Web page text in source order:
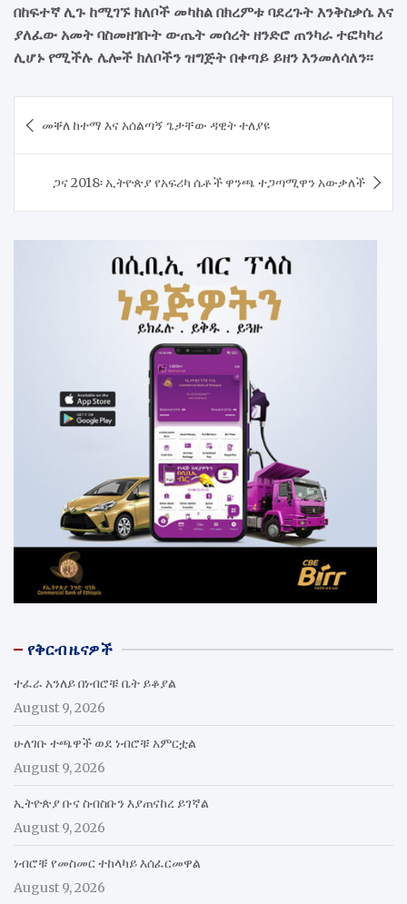
በከፍተኛ ሊጉ ከሚገኙ ክለቦች መካከል በክረምቱ ባደረጉት እንቅስቃሴ እና
ያለፈው አመት ባስመዘገቡት ውጤት መሰረት ዘንድሮ ጠንካራ ተፎካካሪ
ሊሆኑ የሚችሉ ሌሎች ክለቦችን ዝግጅት በቀጣይ ይዘን እንመለሳለን፡፡
navigation
​መቐለ ከተማ እና አሰልጣኝ ጌታቸው ዳዊት ተለያዩ
ጋና 2018፡ ኢትዮጵያ የአፍሪካ ሴቶች ዋንጫ ተጋጣሚዋን አውቃለች
የቅርብ ዜናዎች
ተፈራ አንለይ በነብሮቹ ቤት ይቆያል
August 9, 2026
ሁለገቡ ተጫዋች ወደ ነብሮቹ አምርቷል
August 9, 2026
ኢትዮጵያ ቡና ስብስቡን እያጠናከረ ይገኛል
August 9, 2026
ነብሮቹ የመስመር ተከላካይ እሰፈርመዋል
August 9, 2026